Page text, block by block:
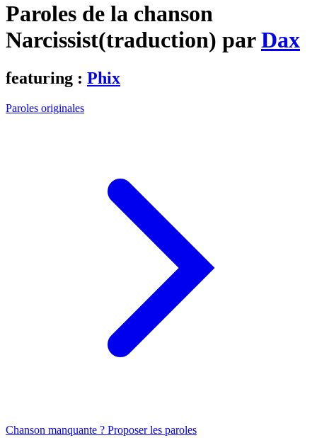
Paroles de la chanson
Narcissist(traduction) parDax
featuring : Phix
Paroles originales
Chanson manquante ? Proposer les paroles